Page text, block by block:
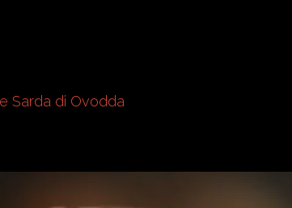
Sarda di Ovodda